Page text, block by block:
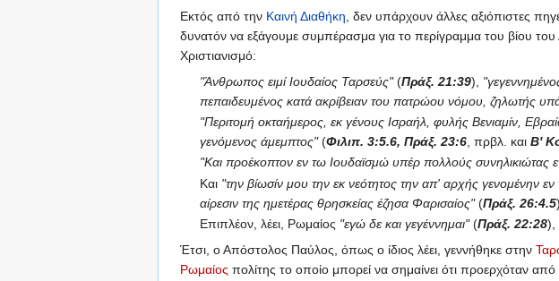
Εκτός από την Καινή Διαθήκη , δεν υπάρχουν άλλες αξιόπιστες
δυνατόν να εξάγουμε συμπέρασμα για το περίγραμμα του βίου
Χριστιανισμό:
"Άνθρωπος ειμί Ιουδαίος Ταρσεύς"(Πράξ. 21:39),
πεπαιδευμένος κατά ακρίβειαν του πατρώου νόμου, ζηλωτής
"Περιτομή οκταήμερος, εκ γένους Ισραήλ, φυλής Βενιαμίν,
γενόμενος άμεμπτος"(Φιλιπ. 3:5.6, Πράξ. 23:6 , πρβλ. καιΒ'
"Και προέκοπτον εν τω Ιουδαϊσμώ υπέρ πολλούς
Και "την βίωσίν μου την εκ νεότητος την απ' αρχής γενομένην εν
αίρεσιν της ημετέρας θρησκείας έζησα Φαρισαίος"(Πράξ. 26:4.5
Επιπλέον, λέει, Ρωμαίος "εγώ δε και γεγέννημαι"(Πράξ. 22:28),
Έτσι, ο Απόστολος Παύλος, όπως ο ίδιος λέει, γεννήθηκε στην
Ρωμαίος πολίτης το οποίο μπορεί να σημαίνει ότι προερχόταν